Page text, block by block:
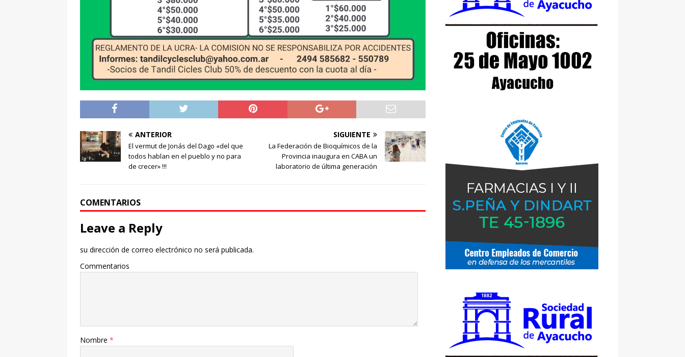
ANTERIOR
El vermut de Jonás del Dago «del que
todos hablan en el pueblo y no para
de crecer» !!!
SIGUIENTE
La Federación de Bioquímicos de la
Provincia inaugura en CABA un
laboratorio de última generación
COMENTARIOS
Leave a Reply
su dirección de correo electrónico no será publicada.
Commentarios
Nombre *